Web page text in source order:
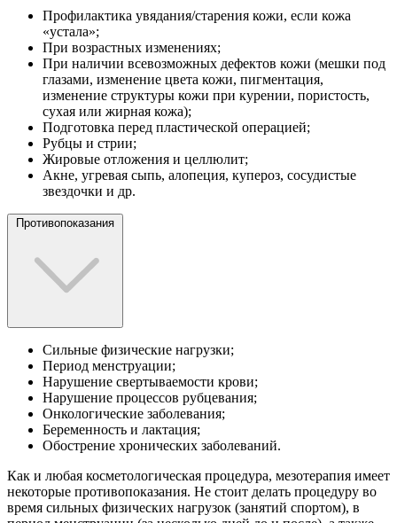
Профилактика увядания/старения кожи, если кожа
«устала»;
При возрастных изменениях;
При наличии всевозможных дефектов кожи (мешки под
глазами, изменение цвета кожи, пигментация,
изменение структуры кожи при курении, пористость,
сухая или жирная кожа);
Подготовка перед пластической операцией;
Рубцы и стрии;
Жировые отложения и целлюлит;
Акне, угревая сыпь, алопеция, купероз, сосудистые
звездочки и др.
Противопоказания
Сильные физические нагрузки;
Период менструации;
Нарушение свертываемости крови;
Нарушение процессов рубцевания;
Онкологические заболевания;
Беременность и лактация;
Обострение хронических заболеваний.
Как и любая косметологическая процедура, мезотерапия имеет
некоторые противопоказания. Не стоит делать процедуру во
время сильных физических нагрузок (занятий спортом), в